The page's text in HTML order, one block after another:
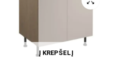
Į KREPŠELĮ